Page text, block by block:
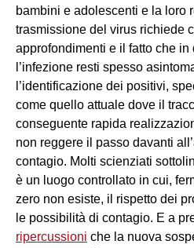
bambini e adolescenti e la loro
trasmissione del virus richiede
approfondimenti e il fatto che in
l’infezione resti spesso
l’identificazione dei positivi,
come quello attuale dove il
conseguente rapida
non reggere il passo davanti
contagio. Molti scienziati
è un luogo controllato in cui,
zero non esiste, il rispetto dei
le possibilità di contagio. E a
ripercussioni che la nuova